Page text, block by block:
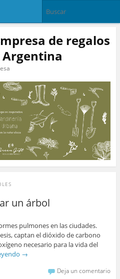
de regalos
un árbol
pulmones en las ciudades.
captan el dióxido de carbono
necesario para la vida del
→
Deja un comentario